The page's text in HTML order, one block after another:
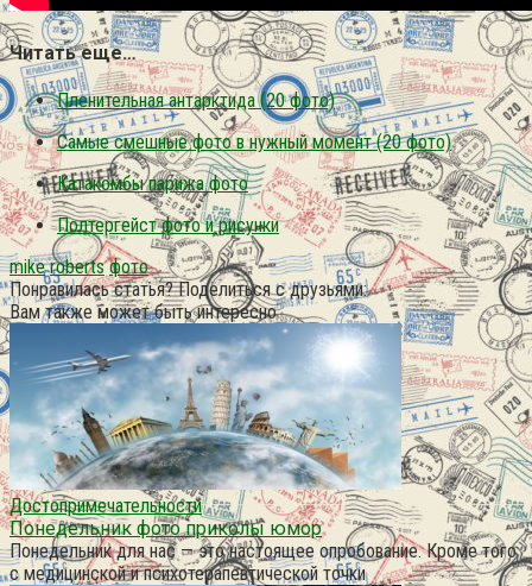
Читать еще…
Пленительная антарктида (20 фото)
Самые смешные фото в нужный момент (20 фото)
Катакомбы парижа фото
Полтергейст фото и рисунки
mike roberts фото
Понравилась статья? Поделиться с друзьями:
Вам также может быть интересно
Достопримечательности
Понедельник фото приколы юмор
Понедельник для нас — это настоящее опробование. Кроме того
с медицинской и психотерапевтической точки